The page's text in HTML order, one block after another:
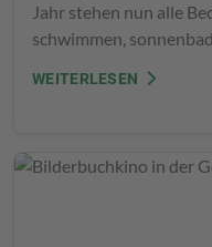
Jahr stehen nun alle
schwimmen,
WEITERLESEN